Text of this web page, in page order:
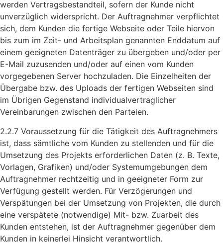
werden Vertragsbestandteil, sofern der Kunde nicht
unverzüglich widerspricht. Der Auftragnehmer verpflichtet
sich, dem Kunden die fertige Webseite oder Teile hiervon
bis zum im Zeit- und Arbeitsplan genannten Enddatum auf
einem geeigneten Datenträger zu übergeben und/oder per
E-Mail zuzusenden und/oder auf einen vom Kunden
vorgegebenen Server hochzuladen. Die Einzelheiten der
Übergabe bzw. des Uploads der fertigen Webseiten sind
im Übrigen Gegenstand individualvertraglicher
Vereinbarungen zwischen den Parteien.
2.2.7 Voraussetzung für die Tätigkeit des Auftragnehmers
ist, dass sämtliche vom Kunden zu stellenden und für die
Umsetzung des Projekts erforderlichen Daten (z. B. Texte,
Vorlagen, Grafiken) und/oder Systemumgebungen dem
Auftragnehmer rechtzeitig und in geeigneter Form zur
Verfügung gestellt werden. Für Verzögerungen und
Verspätungen bei der Umsetzung von Projekten, die durch
eine verspätete (notwendige) Mit- bzw. Zuarbeit des
Kunden entstehen, ist der Auftragnehmer gegenüber dem
Kunden in keinerlei Hinsicht verantwortlich.